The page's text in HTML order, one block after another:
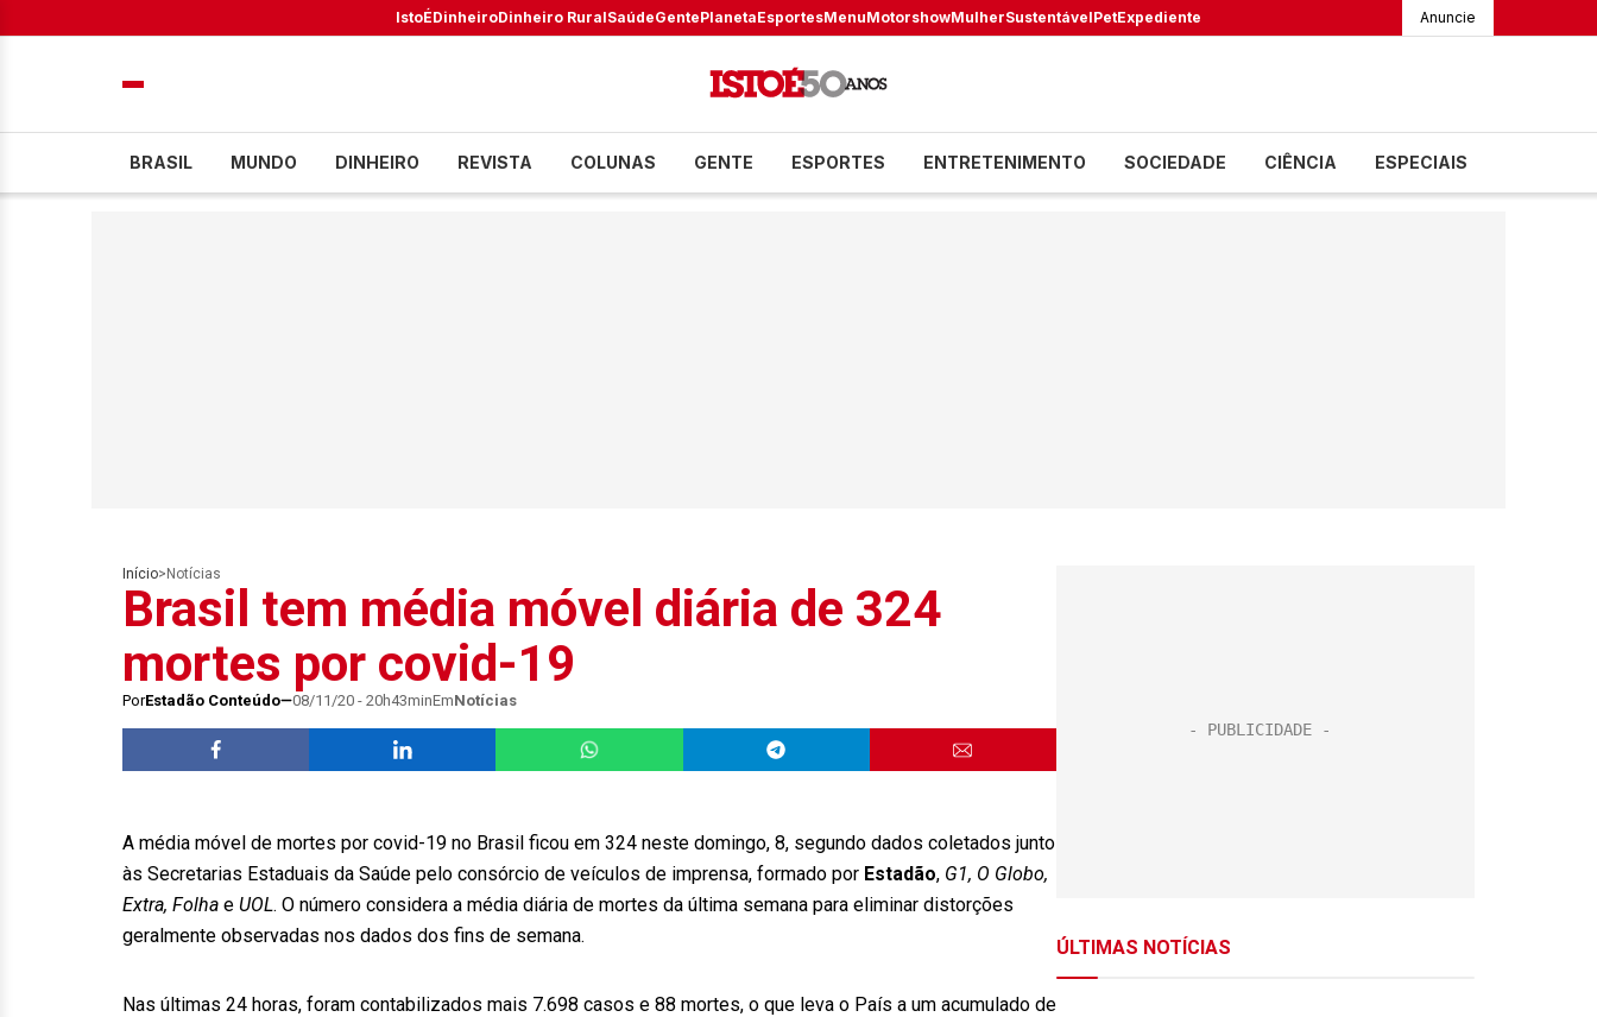
IstoÉDinheiroDinheiro RuralSaúdeGentePlanetaEsportesMenuMotorshowMulherSustentávelPetExpediente Anuncie
BRASIL MUNDO DINHEIRO REVISTA COLUNAS GENTE ESPORTES ENTRETENIMENTO SOCIEDADE CIÊNCIA ESPECIAIS
Início> Notícias
Brasil tem média móvel diária de 324
mortes por covid-19
PorEstadão Conteúdo 08/11/20 - 20h43minEmNotícias
A média móvel de mortes por covid-19 no Brasil ficou em 324 neste domingo, 8, segundo dados coletados junto
às Secretarias Estaduais da Saúde pelo consórcio de veículos de imprensa, formado por Estadão, G1, O Globo,
Extra, Folha e UOL. O número considera a média diária de mortes da última semana para eliminar distorções
geralmente observadas nos dados dos fins de semana.
Nas últimas 24 horas, foram contabilizados mais 7.698 casos e 88 mortes, o que leva o País a um acumulado de